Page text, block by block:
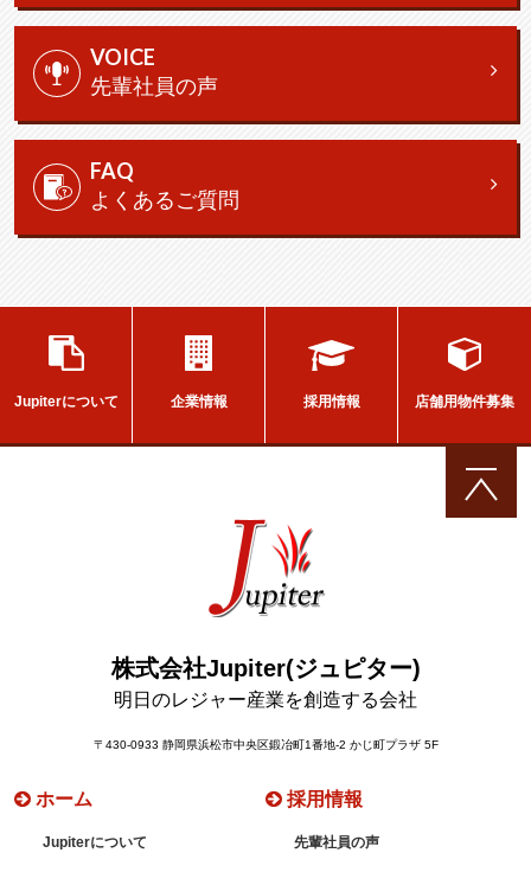
VOICE
先輩社員の声
FAQ
よくあるご質問
Jupiterについて 企業情報 採用情報 店舗用物件募集
株式会社Jupiter(ジュピター)
明日のレジャー産業を創造する会社
〒430-0933 静岡県浜松市中央区鍛冶町1番地-2 かじ町プラザ 5F
ホーム
Jupiterについて
採用情報
先輩社員の声